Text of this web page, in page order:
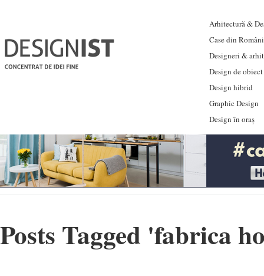
Arhitectură &
Case din
Designeri &
Design de obiect
Design hibrid
Graphic Design
Design în oraș
Posts Tagged 'fabrica